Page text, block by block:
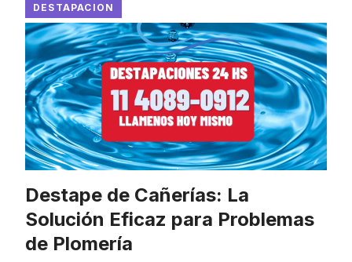
DESTAPACION
Destape de Cañerías: La
Solución Eficaz para Problemas
de Plomería